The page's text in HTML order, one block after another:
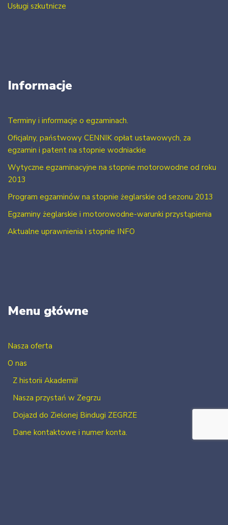
Usługi szkutnicze
Informacje
Terminy i informacje o egzaminach.
Oficjalny, państwowy CENNIK opłat ustawowych, za
egzamin i patent na stopnie wodniackie
Wytyczne egzaminacyjne na stopnie motorowodne od roku
2013
Program egzaminów na stopnie żeglarskie od sezonu 2013
Egzaminy żeglarskie i motorowodne-warunki przystąpienia
Aktualne uprawnienia i stopnie INFO
Menu główne
Nasza oferta
O nas
Z historii Akademii!
Nasza przystań w Zegrzu
Dojazd do Zielonej Bindugi ZEGRZE
Dane kontaktowe i numer konta.